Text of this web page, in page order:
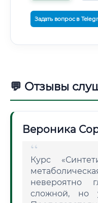
Задать вопрос в
💬 Отзывы
Вероника
Курс
невероятно
сложной, но